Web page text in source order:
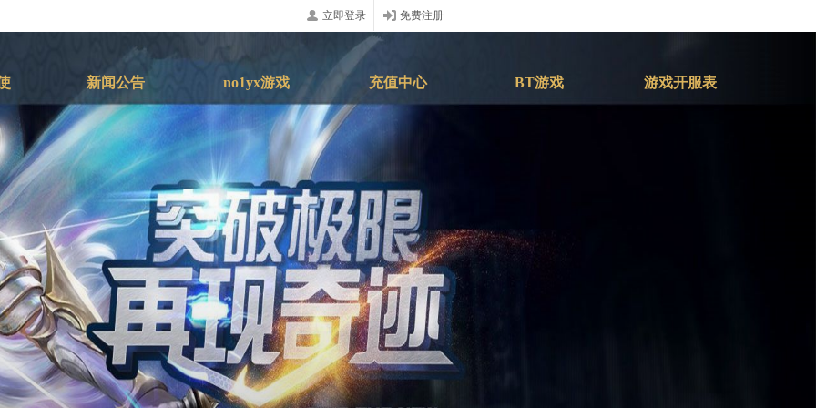
立即登录 免费注册
新闻公告 no1yx游戏 充值中心 BT游戏 游戏开服表